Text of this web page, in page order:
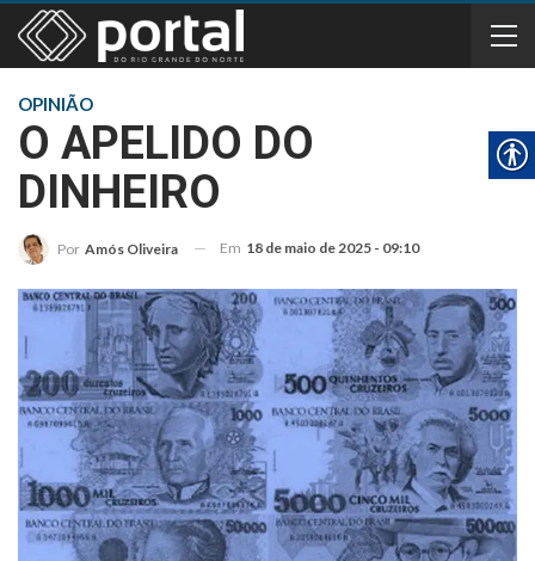
OPINIÃO
O APELIDO DO
DINHEIRO
Por Amós Oliveira Em 18 de maio de 2025 - 09:10